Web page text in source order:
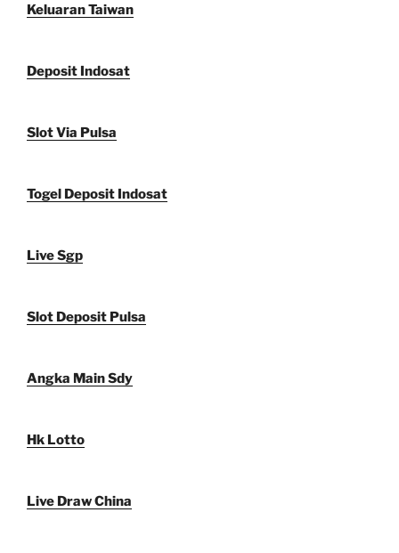
Keluaran Taiwan
Deposit Indosat
Slot Via Pulsa
Togel Deposit Indosat
Live Sgp
Slot Deposit Pulsa
Angka Main Sdy
Hk Lotto
Live Draw China